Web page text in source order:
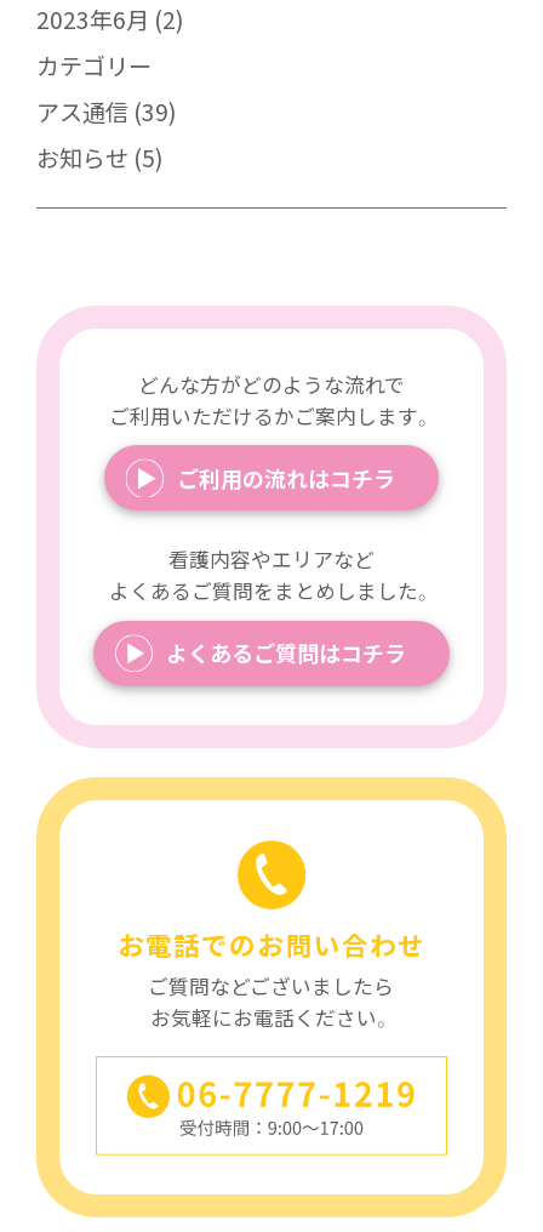
2023年6月 (2)
カテゴリー
アス通信 (39)
お知らせ (5)
どんな方がどのような流れで
ご利用いただけるかご案内します。
ご利用の流れはコチラ
看護内容やエリアなど
よくあるご質問をまとめしました。
よくあるご質問はコチラ
お電話でのお問い合わせ
ご質問などございましたら
お気軽にお電話ください。